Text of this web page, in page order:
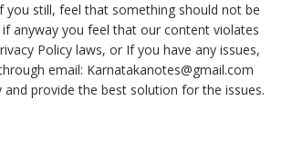
you still, feel that something should not be
anyway you feel that our content violates
Policy laws, or If you have any issues,
email: Karnatakanotes@gmail.com
and provide the best solution for the issues.